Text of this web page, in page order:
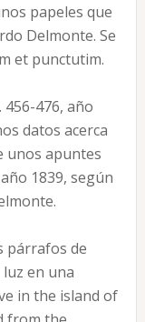
papeles que
Delmonte. Se
et punctutim.
456-476, año
datos acerca
unos apuntes
1839, según
párrafos de
en una
in the island of